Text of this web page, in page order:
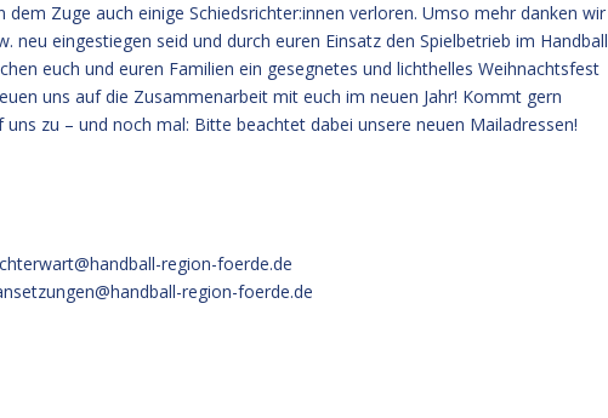
Zuge auch einige Schiedsrichter:innen verloren. Umso mehr danken wir
neu eingestiegen seid und durch euren Einsatz den Spielbetrieb im Handball
euch und euren Familien ein gesegnetes und lichthelles Weihnachtsfest
uns auf die Zusammenarbeit mit euch im neuen Jahr! Kommt gern
zu – und noch mal: Bitte beachtet dabei unsere neuen Mailadressen!
region-foerde.de
region-foerde.de